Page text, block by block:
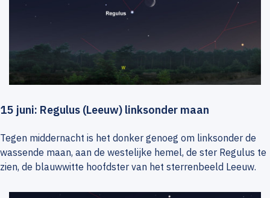
15 juni: Regulus (Leeuw) linksonder maan
Tegen middernacht is het donker genoeg om linksonder de
wassende maan, aan de westelijke hemel, de ster Regulus te
zien, de blauwwitte hoofdster van het sterrenbeeld Leeuw.